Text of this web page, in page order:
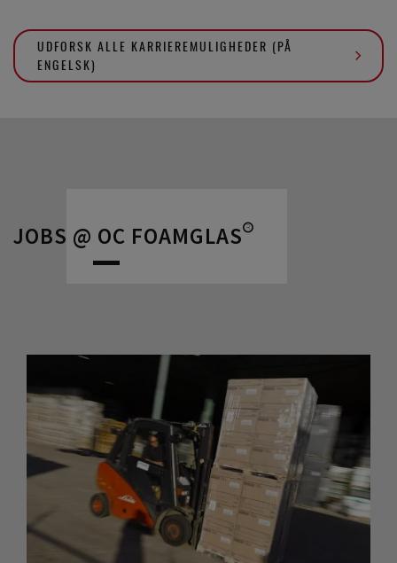
UDFORSK ALLE KARRIEREMULIGHEDER (PÅ
ENGELSK)
JOBS @ OC FOAMGLAS®